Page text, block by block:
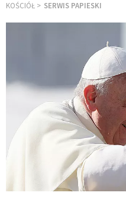
KOŚCIÓŁ SERWIS PAPIESKI